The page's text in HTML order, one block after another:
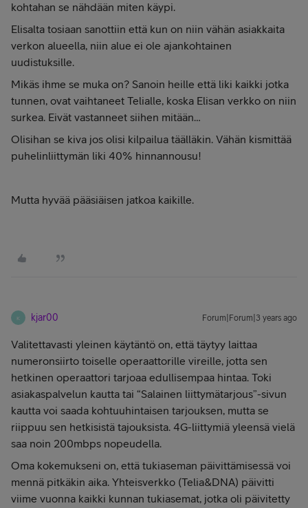
kohtahan se nähdään miten käypi.
Elisalta tosiaan sanottiin että kun on niin vähän asiakkaita
verkon alueella, niin alue ei ole ajankohtainen
uudistuksille.
Mikäs ihme se muka on? Sanoin heille että liki kaikki jotka
tunnen, ovat vaihtaneet Telialle, koska Elisan verkko on niin
surkea. Eivät vastanneet siihen mitään…
Olisihan se kiva jos olisi kilpailua täälläkin. Vähän kismittää
puhelinliittymän liki 40% hinnannousu!
Mutta hyvää pääsiäisen jatkoa kaikille.
K kjar00 Forum|Forum|3 years ago
Valitettavasti yleinen käytäntö on, että täytyy laittaa
numeronsiirto toiselle operaattorille vireille, jotta sen
hetkinen operaattori tarjoaa edullisempaa hintaa. Toki
asiakaspalvelun kautta tai “Salainen liittymätarjous”-sivun
kautta voi saada kohtuuhintaisen tarjouksen, mutta se
riippuu sen hetkisistä tajouksista. 4G-liittymiä yleensä vielä
saa noin 200mbps nopeudella.
Oma kokemukseni on, että tukiaseman päivittämisessä voi
mennä pitkäkin aika. Yhteisverkko (Telia&DNA) päivitti
viime vuonna kaikki kunnan tukiasemat, jotka oli päivitetty